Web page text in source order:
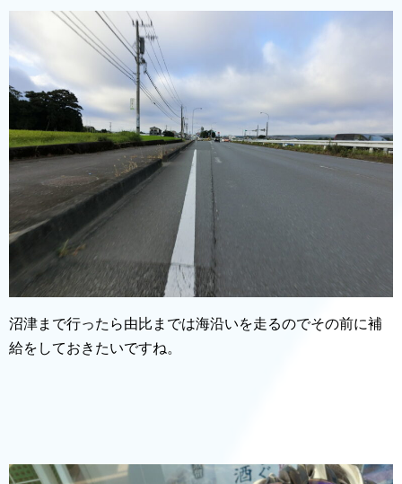
沼津まで行ったら由比までは海沿いを走るのでその前に補
給をしておきたいですね。